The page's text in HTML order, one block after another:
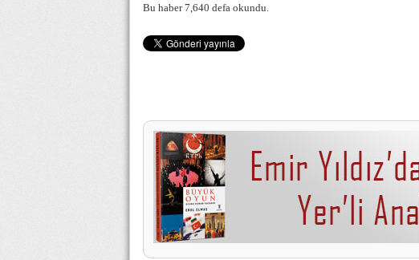
Bu haber 7,640 defa okundu.